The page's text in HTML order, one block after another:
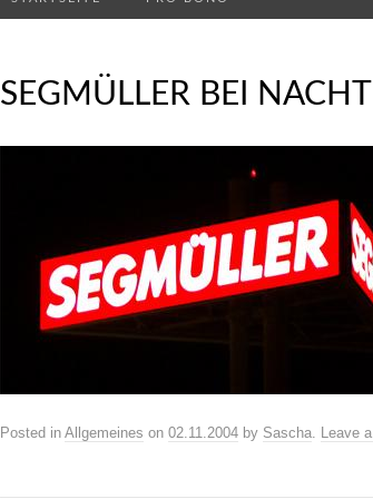
SEGMÜLLER BEI NACHT
Posted in Allgemeines on 02.11.2004 by Sascha. Leave